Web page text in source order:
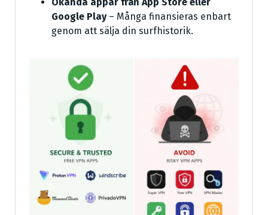
Google Play– Många finansieras enbart
genom att sälja din surfhistorik.